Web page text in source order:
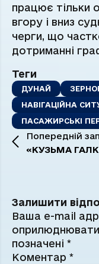
працює тільки
вгору і вниз
черги, що
дотриманні
Теги
ДУНАЙ
НАВІГАЦІЙНА
ПАСАЖИРСЬКІ
Попередній
«КУЗЬМА
Залишити
Ваша e-mail
позначені *
Коментар *